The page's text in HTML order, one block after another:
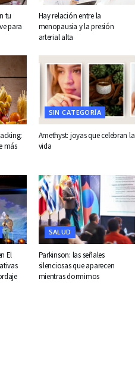
tu
para
Hay relación entre la
menopausia y la presión
arterial alta
más
SIN CATEGORÍA
Amethyst: joyas que celebran la
vida
El
SALUD
Parkinson: las señales
silenciosas que aparecen
mientras dormimos